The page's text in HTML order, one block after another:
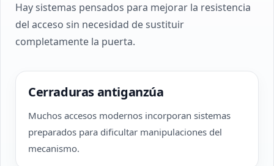
Hay sistemas pensados para mejorar la resistencia
del acceso sin necesidad de sustituir
completamente la puerta.
Cerraduras antiganzúa
Muchos accesos modernos incorporan sistemas
preparados para dificultar manipulaciones del
mecanismo.